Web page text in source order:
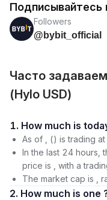
Подписывайтесь
Followers
@bybit_official
Часто
(Hylo USD)
1. How much is
As of , () is trading at
In the last 24 hours,
price is , with a
The market cap is ,
2. How much is one